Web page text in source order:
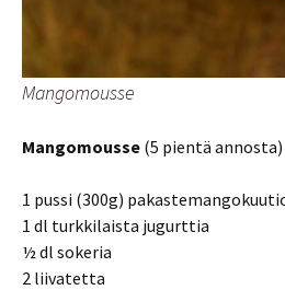
Mangomousse
Mangomousse (5 pientä annosta)
1 pussi (300g)
1 dl turkkilaista jugurttia
½ dl sokeria
2 liivatetta